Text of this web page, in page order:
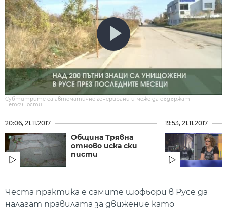
Субтитрите са автоматично генерирани и може да съдържат
неточности.
20:06, 21.11.2017
Община Трявна
отново иска ски
писти
19:53, 21.11.2017
Честа практика е самите шофьори в Русе да
налагат правилата за движение като